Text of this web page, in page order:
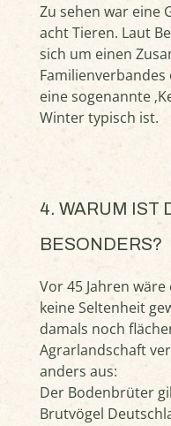
Zu sehen war eine
acht Tieren. Laut
sich um einen
eine sogenannte
Winter typisch ist.
4. WARUM IST
BESONDERS?
Vor 45 Jahren
keine Seltenheit
damals noch
Agrarlandschaft
anders aus:
Der Bodenbrüter
Brutvögel